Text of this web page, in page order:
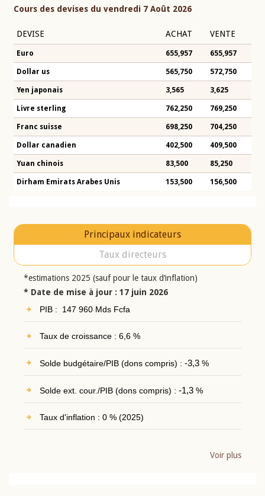
Cours des devises du vendredi 7 Août 2026
DEVISE ACHAT VENTE
Euro 655,957 655,957
Dollar us 565,750 572,750
Yen japonais 3,565 3,625
Livre sterling 762,250 769,250
Franc suisse 698,250 704,250
Dollar canadien 402,500 409,500
Yuan chinois 83,500 85,250
Dirham Emirats Arabes Unis 153,500 156,500
Principaux indicateurs
Taux directeurs
*estimations 2025 (sauf pour le taux d’inflation)
* Date de mise à jour : 17 juin 2026
PIB : 147 960 Mds Fcfa
Taux de croissance : 6,6 %
Solde budgétaire/PIB (dons compris) : -3,3%
Solde ext. cour./PIB (dons compris) : -1,3%
Taux d'inflation : 0 % (2025)
Voir plus